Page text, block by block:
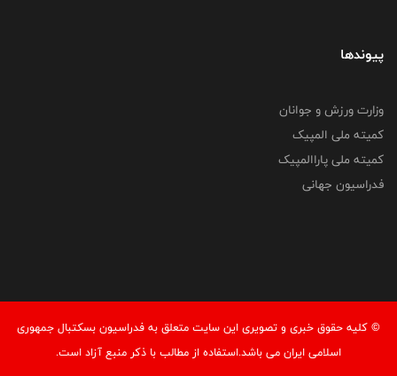
پیوندها
وزارت ورزش و جوانان
کمیته ملی المپیک
کمیته ملی پاراالمپیک
فدراسیون جهانی
© کليه حقوق خبری و تصويری اين سايت متعلق به فدراسیون بسکتبال جمهوری
اسلامی ایران می باشد.استفاده از مطالب با ذكر منبع آزاد است.